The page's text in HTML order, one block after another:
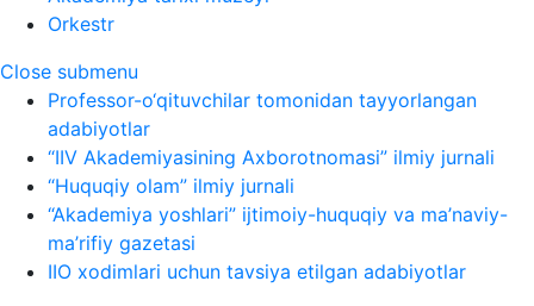
Orkestr
Close submenu
Professor-o‘qituvchilar tomonidan tayyorlangan
adabiyotlar
“IIV Akademiyasining Axborotnomasi” ilmiy jurnali
“Huquqiy olam” ilmiy jurnali
“Akademiya yoshlari” ijtimoiy-huquqiy va ma’naviy-
ma’rifiy gazetasi
IIO xodimlari uchun tavsiya etilgan adabiyotlar